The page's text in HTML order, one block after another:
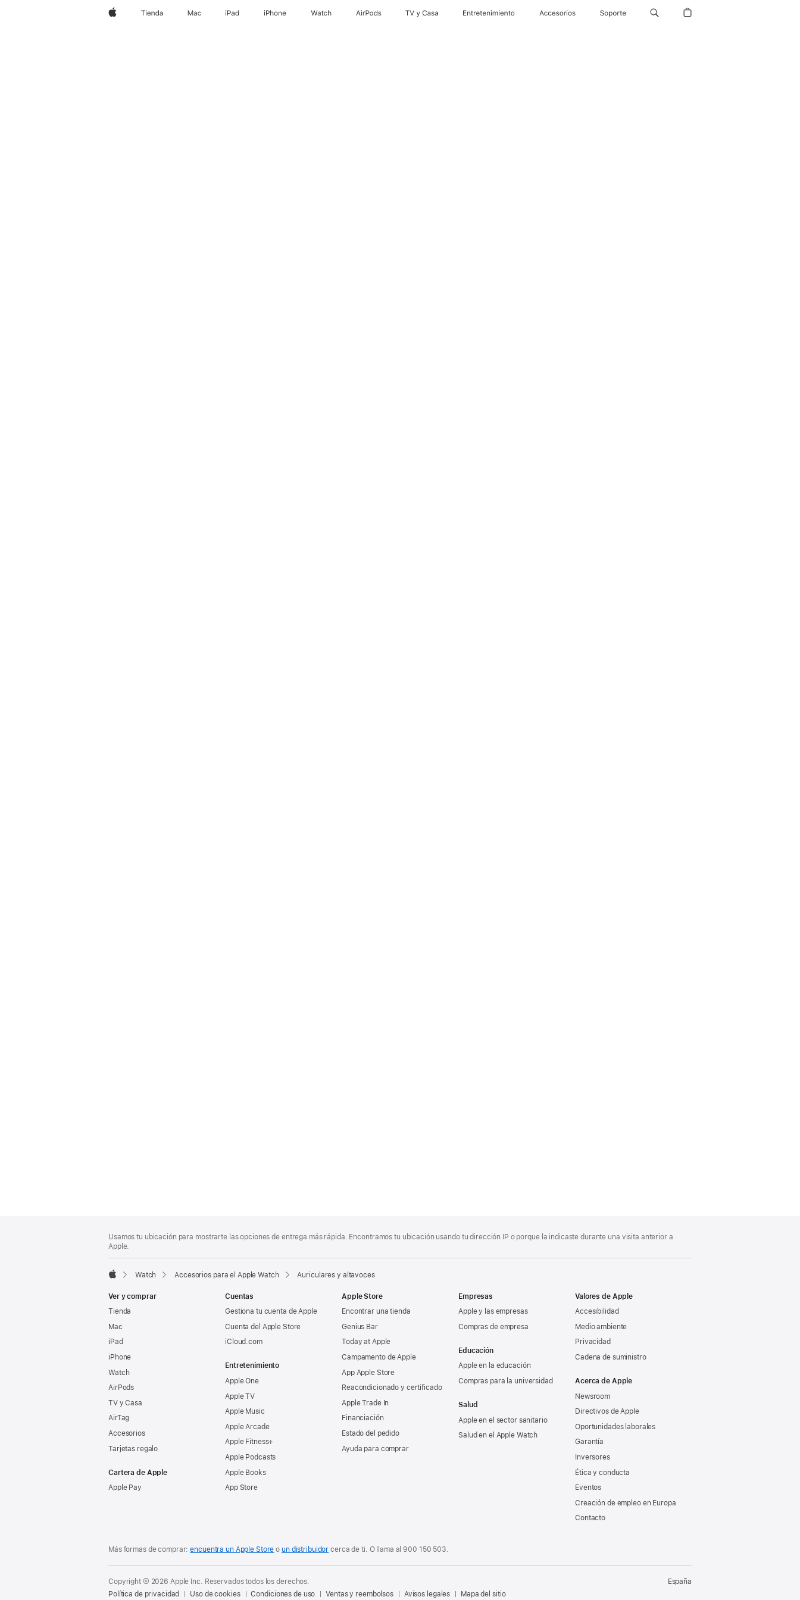
AppleTienda Mac iPad iPhone Watch AirPods TV y Casa Entretenimiento Accesorios Soporte
a
pie
de
al
pie
Usamos tu ubicación para mostrarte las opciones de entrega más rápida. Encontramos tu ubicación usando tu dirección IP o porque la indicaste durante una visita anterior a
Apple.
Watch Accesorios para el Apple Watch Auriculares y altavoces
Ver y comprar
Tienda
Mac
iPad
iPhone
Watch
AirPods
TV y Casa
AirTag
Accesorios
Tarjetas regalo
Cartera de Apple
Apple Pay
Cuentas
Gestiona tu cuenta de Apple
Cuenta del Apple Store
iCloud.com
Entretenimiento
Apple One
Apple TV
Apple Music
Apple Arcade
Apple Fitness+
Apple Podcasts
Apple Books
App Store
Apple Store
Encontrar una tienda
Genius Bar
Today at Apple
Campamento de Apple
App Apple Store
Reacondicionado y certificado
Apple Trade In
Financiación
Estado del pedido
Ayuda para comprar
Empresas
Apple y las empresas
Compras de empresa
Educación
Apple en la educación
Compras para la universidad
Salud
Apple en el sector sanitario
Salud en el Apple Watch
Valores de Apple
Accesibilidad
Medio ambiente
Privacidad
Cadena de suministro
Acerca de Apple
Newsroom
Directivos de Apple
Oportunidades laborales
Garantía
Inversores
Ética y conducta
Eventos
Creación de empleo en Europa
Contacto
Más formas de comprar:encuentra un Apple Store oun distribuidor cerca de ti. O llama al900 150 503.
Copyright © 2026 Apple Inc. Reservados todos los derechos.
Política de privacidad
Uso de cookies Condiciones de uso Ventas y reembolsos Avisos legales Mapa del sitio
España